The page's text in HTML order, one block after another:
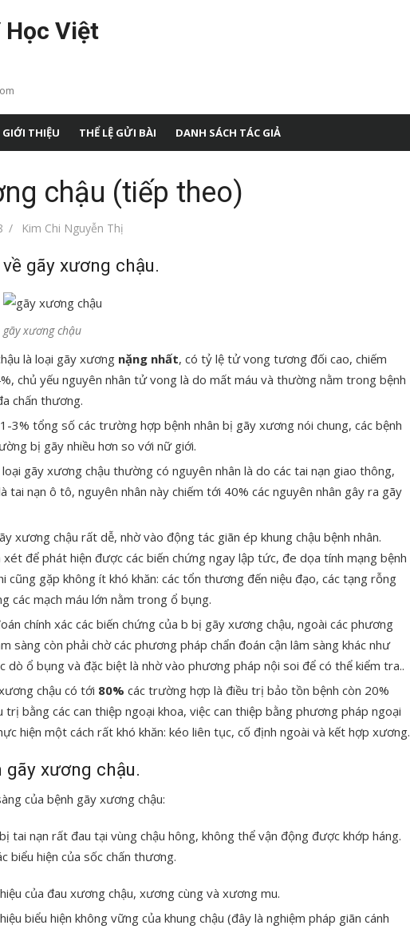
Học Việt
GIỚI THIỆU THỂ LỆ GỬI BÀI DANH SÁCH TÁC GIẢ
chậu (tiếp theo)
Tác
Kim Chi Nguyễn Thị
gãy xương chậu.
gãy xương chậu
là loại gãy xương nặng nhất, có tỷ lệ tử vong tương đối cao, chiếm
chủ yếu nguyên nhân tử vong là do mất máu và thường nằm trong bệnh
chấn thương.
3% tổng số các trường hợp bệnh nhân bị gãy xương nói chung, các bệnh
bị gãy nhiều hơn so với nữ giới.
loại gãy xương chậu thường có nguyên nhân là do các tai nạn giao thông,
tai nạn ô tô, nguyên nhân này chiếm tới 40% các nguyên nhân gây ra gãy
xương chậu rất dễ, nhờ vào động tác giãn ép khung chậu bệnh nhân.
xét để phát hiện được các biến chứng ngay lập tức, đe dọa tính mạng bệnh
cũng gặp không ít khó khăn: các tổn thương đến niệu đạo, các tạng rỗng
các mạch máu lớn nằm trong ổ bụng.
chính xác các biến chứng của b bị gãy xương chậu, ngoài các phương
sàng còn phải chờ các phương pháp chẩn đoán cận lâm sàng khác như
dò ổ bụng và đặc biệt là nhờ vào phương pháp nội soi để có thể kiểm tra..
chậu có tới 80% các trường hợp là điều trị bảo tồn bệnh còn 20%
trị bằng các can thiệp ngoại khoa, việc can thiệp bằng phương pháp ngoại
hiện một cách rất khó khăn: kéo liên tục, cố định ngoài và kết hợp xương.
gãy xương chậu.
của bệnh gãy xương chậu:
tai nạn rất đau tại vùng chậu hông, không thể vận động được khớp háng.
biểu hiện của sốc chấn thương.
của đau xương chậu, xương cùng và xương mu.
biểu hiện không vững của khung chậu (đây là nghiệm pháp giãn cánh